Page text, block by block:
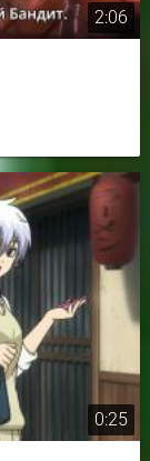
2:06
0:25